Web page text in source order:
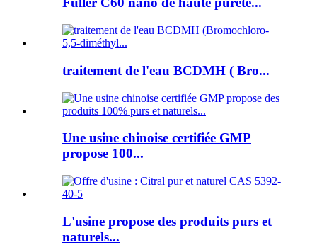
traitement de l'eau BCDMH ( Bro...
Une usine chinoise certifiée GMP
propose 100...
L'usine propose des produits purs et
naturels...